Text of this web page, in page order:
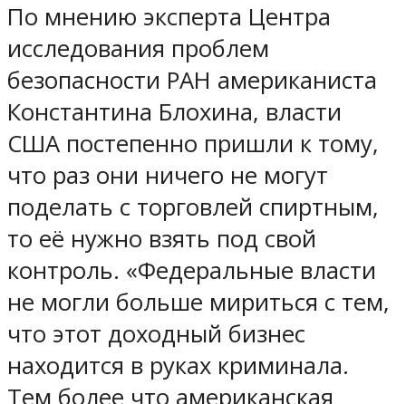
По мнению эксперта Центра
исследования проблем
безопасности РАН американиста
Константина Блохина, власти
США постепенно пришли к тому,
что раз они ничего не могут
поделать с торговлей спиртным,
то её нужно взять под свой
контроль. «Федеральные власти
не могли больше мириться с тем,
что этот доходный бизнес
находится в руках криминала.
Тем более что американская